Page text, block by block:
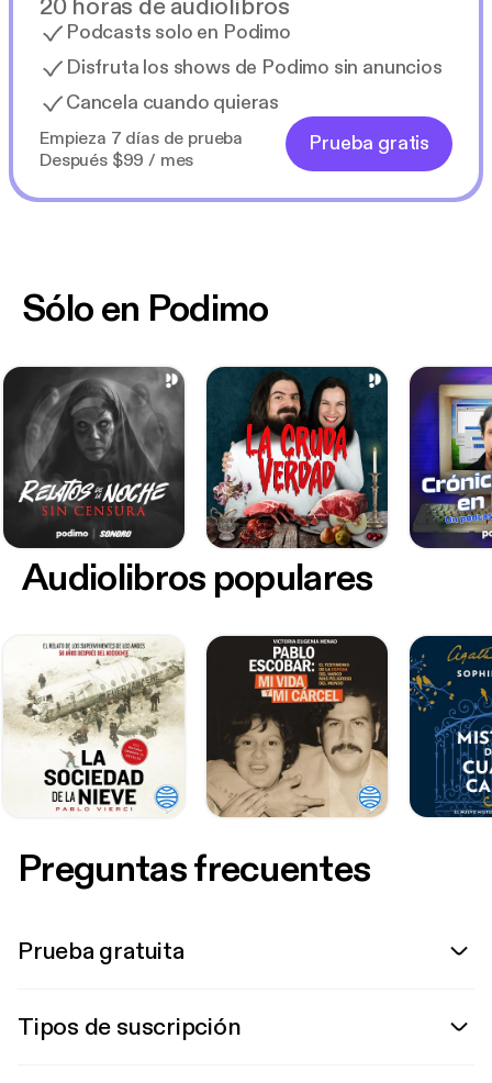
20 horas de audiolibros
Podcasts solo en Podimo
Disfruta los shows de Podimo sin anuncios
Cancela cuando quieras
Empieza 7 días de prueba
Después $99 / mes
Prueba gratis
Sólo en Podimo
Audiolibros populares
Preguntas frecuentes
Prueba gratuita
Tipos de suscripción